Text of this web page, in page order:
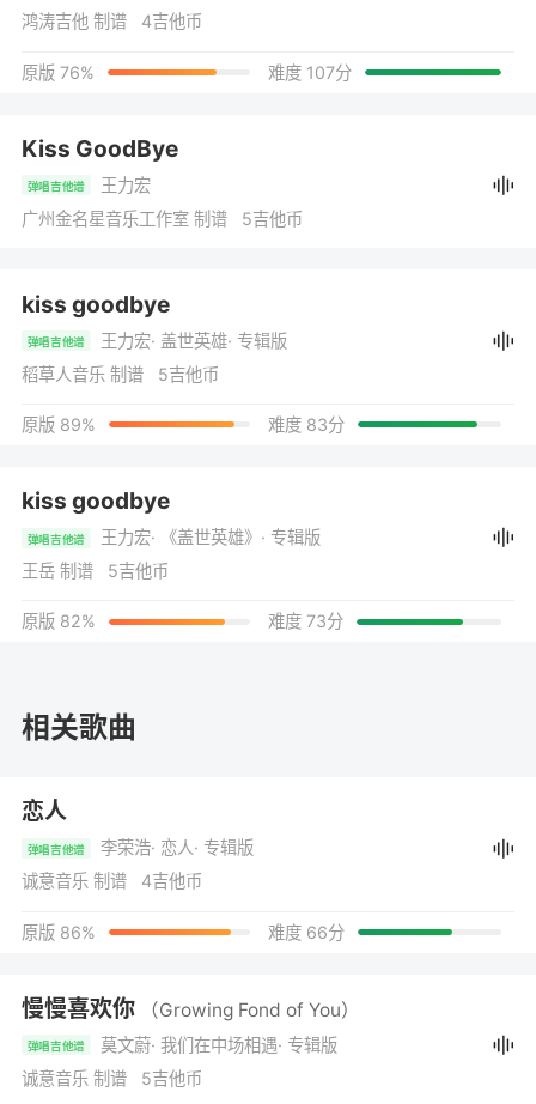
鸿涛吉他 制谱 4吉他币
原版 76% 难度 107分
Kiss GoodBye
弹唱吉他谱
王力宏
广州金名星音乐工作室 制谱 5吉他币
kiss goodbye
弹唱吉他谱 王力宏· 盖世英雄· 专辑版
稻草人音乐 制谱 5吉他币
原版 89% 难度 83分
kiss goodbye
弹唱吉他谱 王力宏· 《盖世英雄》 · 专辑版
王岳 制谱 5吉他币
原版 82% 难度 73分
相关歌曲
恋人
弹唱吉他谱 李荣浩· 恋人· 专辑版
诚意音乐 制谱 4吉他币
原版 86% 难度 66分
慢慢喜欢你 （Growing Fond of You）
弹唱吉他谱 莫文蔚· 我们在中场相遇· 专辑版
诚意音乐 制谱 5吉他币